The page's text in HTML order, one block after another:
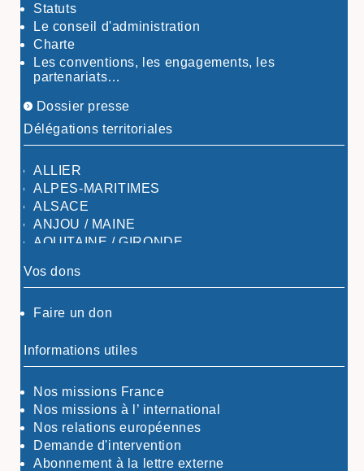
Statuts
Le conseil d'administration
Charte
Les conventions, les engagements, les
partenariats…
Dossier presse
Délégations territoriales
ALLIER
ALPES-MARITIMES
ALSACE
ANJOU / MAINE
AQUITAINE / GIRONDE
AUDE
CALVADOS-ORNE
CHARENTE-MARITIME
CÖTE-D'OR
CÖTES-D'ARMOR
DORDOGNE
DRÖME / ARDÈCHE
ESSONNE
EURE-ET-LOIR
Vos dons
Faire un don
Informations utiles
Nos missions France
Nos missions à l’ international
Nos relations européennes
Demande d'intervention
Abonnement à la lettre externe